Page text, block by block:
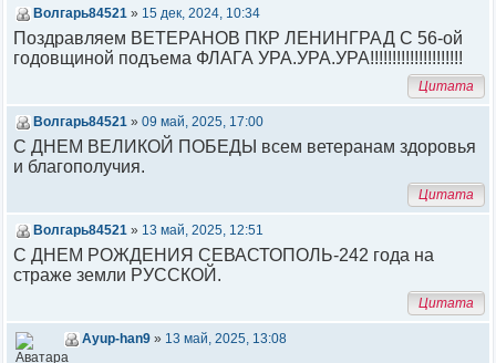
Волгарь84521 » 15 дек, 2024, 10:34
Поздравляем ВЕТЕРАНОВ ПКР ЛЕНИНГРАД С 56-ой
годовщиной подъема ФЛАГА УРА.УРА.УРА!!!!!!!!!!!!!!!!!!!!!
Цитата
Волгарь84521 » 09 май, 2025, 17:00
С ДНЕМ ВЕЛИКОЙ ПОБЕДЫ всем ветеранам здоровья
и благополучия.
Цитата
Волгарь84521 » 13 май, 2025, 12:51
С ДНЕМ РОЖДЕНИЯ СЕВАСТОПОЛЬ-242 года на
страже земли РУССКОЙ.
Цитата
Ayup-han9 » 13 май, 2025, 13:08